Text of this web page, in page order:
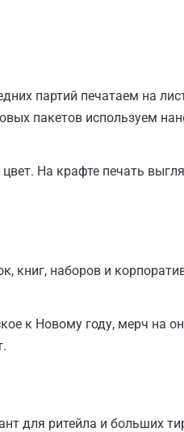
партий печатаем на
пакетов используем
На крафте печать
книг, наборов и
к Новому году, мерч на
для ритейла и больших